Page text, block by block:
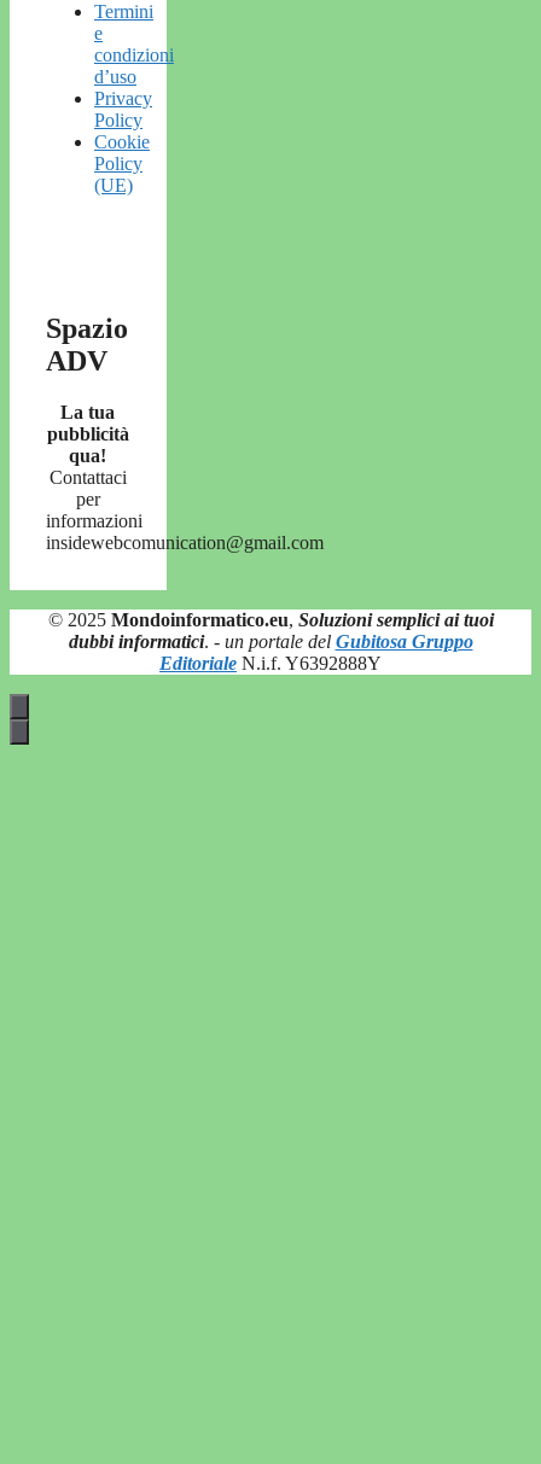
Termini
e
condizioni
d’uso
Privacy
Policy
Cookie
Policy
(UE)
Spazio
ADV
La tua
pubblicità
qua!
Contattaci
per
informazioni
insidewebcomunication@gmail.com
© 2025 Mondoinformatico.eu, Soluzioni semplici ai tuoi
dubbi informatici. - un portale del Gubitosa Gruppo
Editoriale N.i.f. Y6392888Y